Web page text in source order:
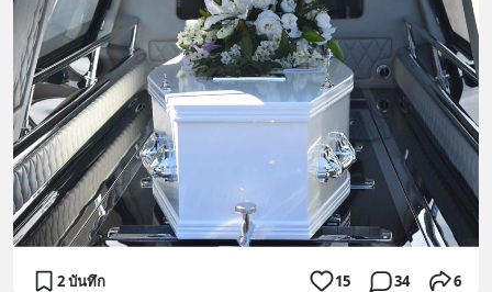
2 บันทึก 15 34 6